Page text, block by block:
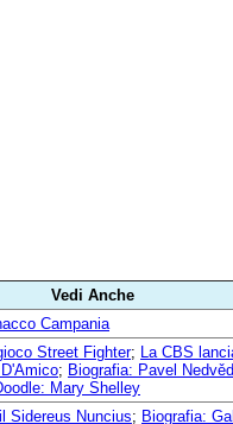
Vedi Anche
Campania
Street Fighter; La CBS
; Biografia: Pavel Nedvěd
Mary Shelley
Sidereus Nuncius; Biografia: